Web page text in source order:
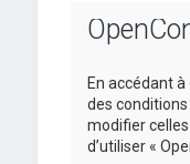
En accédant
des conditions
modifier
d’utiliser «